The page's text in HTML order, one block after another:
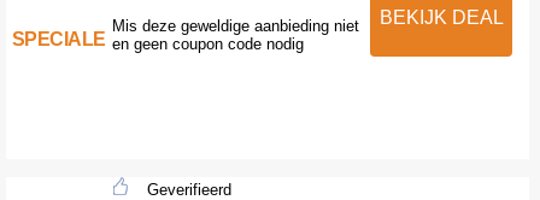
SPECIALE
Mis deze geweldige aanbieding niet
en geen coupon code nodig
BEKIJK DEAL
Geverifieerd